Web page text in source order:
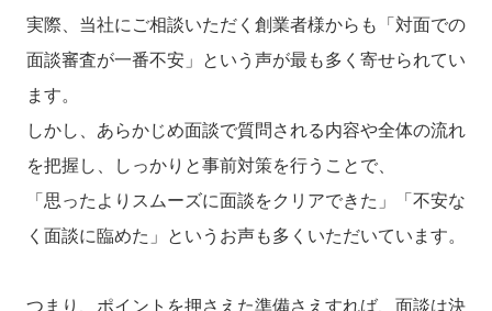
実際、当社にご相談いただく創業者様からも「対面での
面談審査が一番不安」という声が最も多く寄せられてい
ます。
しかし、あらかじめ面談で質問される内容や全体の流れ
を把握し、しっかりと事前対策を行うことで、
「思ったよりスムーズに面談をクリアできた」「不安な
く面談に臨めた」というお声も多くいただいています。
つまり、ポイントを押さえた準備さえすれば、面談は決